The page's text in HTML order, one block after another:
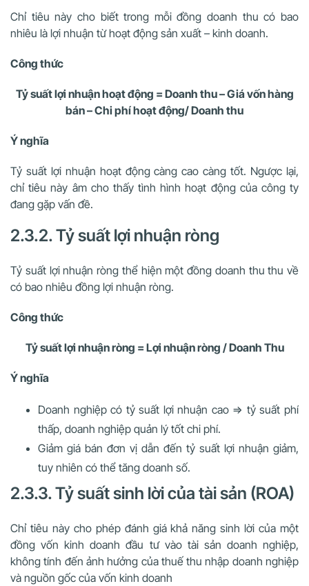
Chỉ tiêu này cho biết trong mỗi đồng doanh thu có bao
nhiêu là lợi nhuận từ hoạt động sản xuất – kinh doanh.
Công thức
Tỷ suất lợi nhuận hoạt động = Doanh thu – Giá vốn hàng
bán – Chi phí hoạt động/ Doanh thu
Ý nghĩa
Tỷ suất lợi nhuận hoạt động càng cao càng tốt. Ngược lại,
chỉ tiêu này âm cho thấy tình hình hoạt động của công ty
đang gặp vấn đề.
2.3.2. Tỷ suất lợi nhuận ròng
Tỷ suất lợi nhuận ròng thể hiện một đồng doanh thu thu về
có bao nhiêu đồng lợi nhuận ròng.
Công thức
Tỷ suất lợi nhuận ròng = Lợi nhuận ròng / Doanh Thu
Ý nghĩa
Doanh nghiệp có tỷ suất lợi nhuận cao => tỷ suất phí
thấp, doanh nghiệp quản lý tốt chi phí.
Giảm giá bán đơn vị dẫn đến tỷ suất lợi nhuận giảm,
tuy nhiên có thể tăng doanh số.
2.3.3. Tỷ suất sinh lời của tài sản (ROA)
Chỉ tiêu này cho phép đánh giá khả năng sinh lời của một
đồng vốn kinh doanh đầu tư vào tài sản doanh nghiệp,
không tính đến ảnh hưởng của thuế thu nhập doanh nghiệp
và nguồn gốc của vốn kinh doanh